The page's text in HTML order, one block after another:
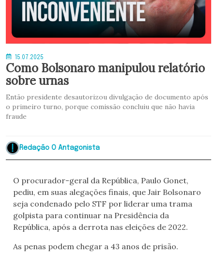
15.07.2025
Como Bolsonaro manipulou relatório
sobre urnas
Então presidente desautorizou divulgação de documento após
o primeiro turno, porque comissão concluiu que não havia
fraude
Redação O Antagonista
O procurador-geral da República, Paulo Gonet,
pediu, em suas alegações finais, que Jair Bolsonaro
seja condenado pelo STF por liderar uma trama
golpista para continuar na Presidência da
República, após a derrota nas eleições de 2022.
As penas podem chegar a 43 anos de prisão.